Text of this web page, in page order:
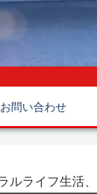
お問い合わせ
ルライフ生活